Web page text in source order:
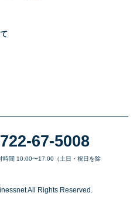
67-5008
時間 10:00〜17:00（土日・祝日を除
All Rights Reserved.